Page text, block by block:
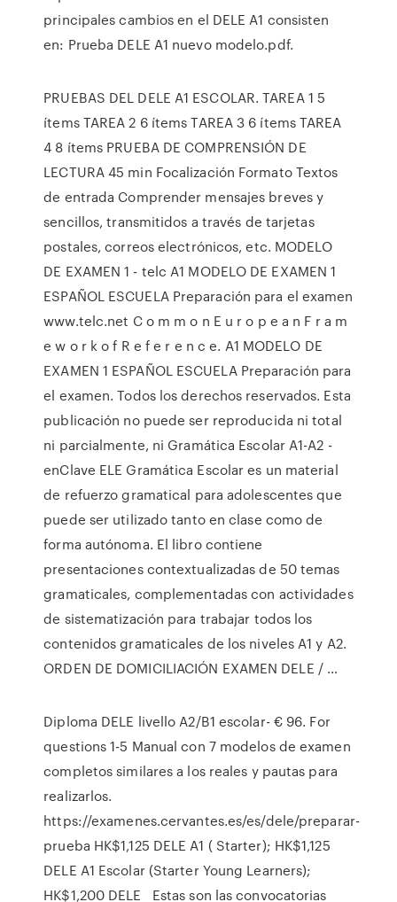
principales cambios en el DELE A1 consisten
en: Prueba DELE A1 nuevo modelo.pdf.
PRUEBAS DEL DELE A1 ESCOLAR. TAREA 1 5
ítems TAREA 2 6 ítems TAREA 3 6 ítems TAREA
4 8 ítems PRUEBA DE COMPRENSIÓN DE
LECTURA 45 min Focalización Formato Textos
de entrada Comprender mensajes breves y
sencillos, transmitidos a través de tarjetas
postales, correos electrónicos, etc. MODELO
DE EXAMEN 1 - telc A1 MODELO DE EXAMEN 1
ESPAÑOL ESCUELA Preparación para el examen
www.telc.net C o m m o n E u r o p e a n F r a m
e w o r k o f R e f e r e n c e. A1 MODELO DE
EXAMEN 1 ESPAÑOL ESCUELA Preparación para
el examen. Todos los derechos reservados. Esta
publicación no puede ser reproducida ni total
ni parcialmente, ni Gramática Escolar A1-A2 -
enClave ELE Gramática Escolar es un material
de refuerzo gramatical para adolescentes que
puede ser utilizado tanto en clase como de
forma autónoma. El libro contiene
presentaciones contextualizadas de 50 temas
gramaticales, complementadas con actividades
de sistematización para trabajar todos los
contenidos gramaticales de los niveles A1 y A2.
ORDEN DE DOMICILIACIÓN EXAMEN DELE / …
Diploma DELE livello A2/B1 escolar- € 96. For
questions 1-5 Manual con 7 modelos de examen
completos similares a los reales y pautas para
realizarlos.
https://examenes.cervantes.es/es/dele/preparar-
prueba HK$1,125 DELE A1 ( Starter); HK$1,125
DELE A1 Escolar (Starter Young Learners);
HK$1,200 DELE Estas son las convocatorias